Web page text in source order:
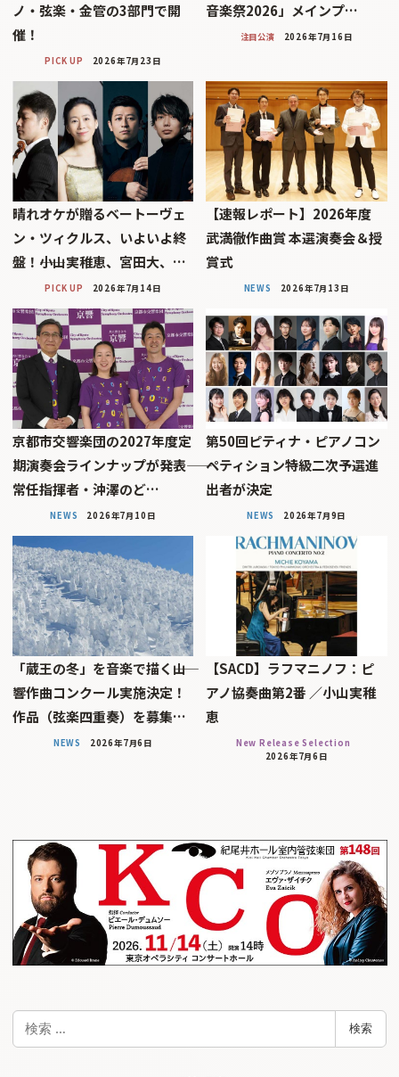
ノ・弦楽・金管の3部門で開
催！
PICK UP 2026年7月23日
音楽祭2026」メインプ…
注目公演 2026年7月16日
晴れオケが贈るベートーヴェ
ン・ツィクルス、いよいよ終
盤！――小山実稚恵、宮田大、…
PICK UP 2026年7月14日
【速報レポート】2026年度
武満徹作曲賞 本選演奏会＆授
賞式
NEWS 2026年7月13日
京都市交響楽団の2027年度定
期演奏会ラインナップが発表――
常任指揮者・沖澤のど…
NEWS 2026年7月10日
第50回ピティナ・ピアノコン
ペティション特級二次予選進
出者が決定
NEWS 2026年7月9日
「蔵王の冬」を音楽で描く――山
響作曲コンクール実施決定！
作品（弦楽四重奏）を募集…
NEWS 2026年7月6日
【SACD】ラフマニノフ：ピ
アノ協奏曲第2番 ／小山実稚
恵
New Release Selection
2026年7月6日
検
検索